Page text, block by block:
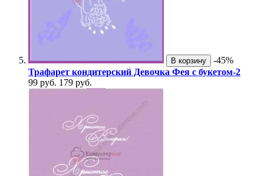
В корзину
-45%
Трафарет кондитерский Девочка Фея с букетом-2
99 руб. 179 руб.